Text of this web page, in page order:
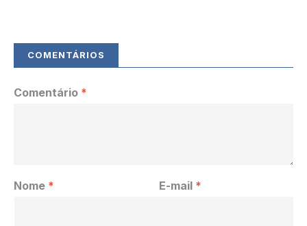
Comentário *
Nome * E-mail *